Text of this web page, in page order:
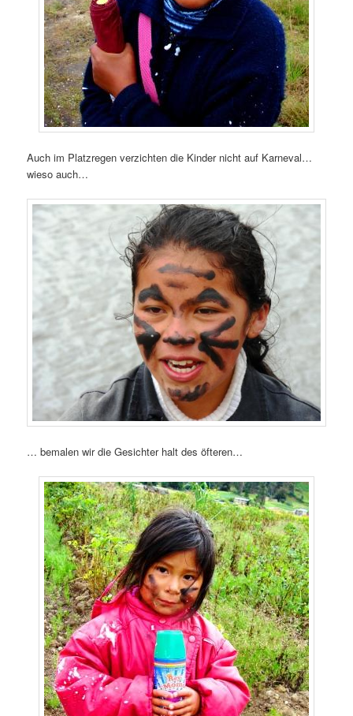
Auch im Platzregen verzichten die Kinder nicht auf Karneval…
wieso auch…
… bemalen wir die Gesichter halt des öfteren…